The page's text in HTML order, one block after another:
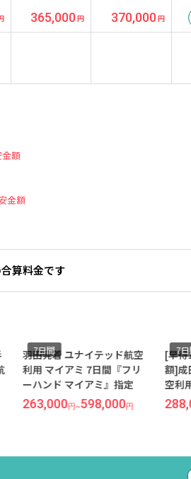
365,000 370,000
額
金額
算料金です
ド航空
フリ
指定
円
[早得120 ブロードウェイ半
額]成田発着 ユナイテッド航
空利用 ニューヨーク 7日間
『ナイトホテルブロードウ
ェイ』指定
7日間
288,000円~525,000 円